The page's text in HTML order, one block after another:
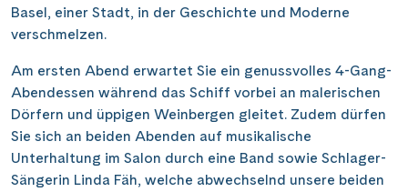
Basel, einer Stadt, in der Geschichte und Moderne
verschmelzen.
Am ersten Abend erwartet Sie ein genussvolles 4-Gang-
Abendessen während das Schiff vorbei an malerischen
Dörfern und üppigen Weinbergen gleitet. Zudem dürfen
Sie sich an beiden Abenden auf musikalische
Unterhaltung im Salon durch eine Band sowie Schlager-
Sängerin Linda Fäh, welche abwechselnd unsere beiden